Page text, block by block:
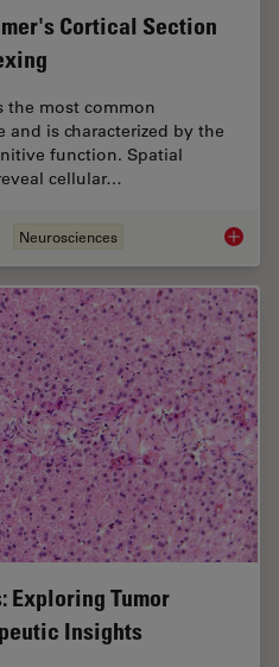
Cortical Section
the most common
and is characterized by the
function. Spatial
cellular…
Neurosciences
Exploring Tumor
Insights